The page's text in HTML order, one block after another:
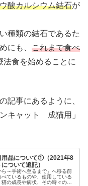
酸カルシウム結石が
種類の結石であるた
にも、 これまで食べ
法食を始めることに
記事にあるように、
キャット 成猫用」
用品について①（2021年8
ついて追記）
ら～手術へ至るまで」へ移る前
ているものや、使用している
の成長や病状、その時々の好